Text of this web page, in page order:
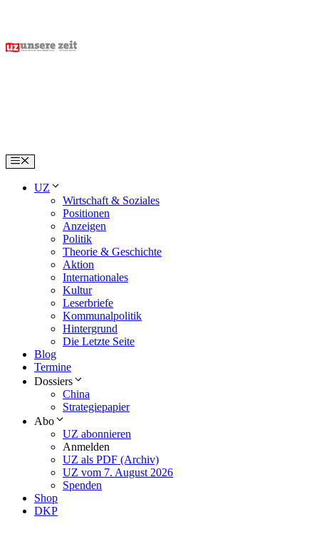
content
Menu
UZ
Wirtschaft & Soziales
Positionen
Anzeigen
Politik
Theorie & Geschichte
Aktion
Internationales
Kultur
Leserbriefe
Kommunalpolitik
Hintergrund
Die Letzte Seite
Blog
Termine
Dossiers
China
Strategiepapier
Abo
UZ abonnieren
Anmelden
UZ als PDF (Archiv)
UZ vom 7. August 2026
Spenden
Shop
DKP